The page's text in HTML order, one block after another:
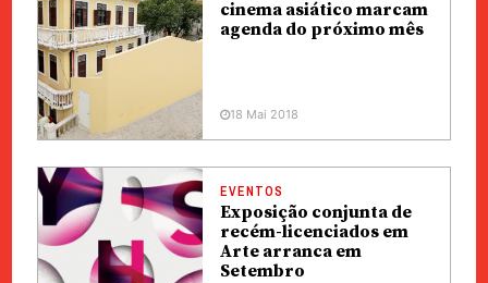
cinema asiático marcam
agenda do próximo mês
18 Mai 2018
EVENTOS
Exposição conjunta de
recém-licenciados em
Arte arranca em
Setembro